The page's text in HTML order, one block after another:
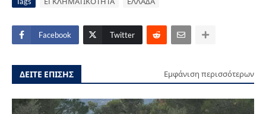
Facebook Twitter
ΔΕΙΤΕ ΕΠΙΣΗΣ Εμφάνιση περισσότερων